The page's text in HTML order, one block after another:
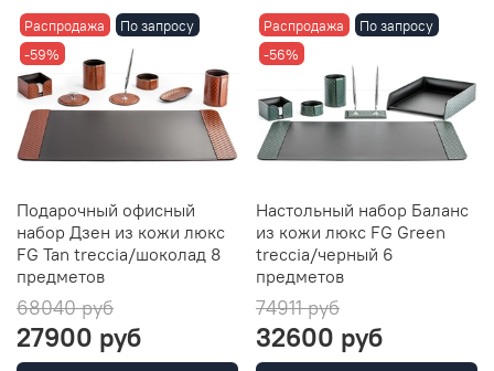
Распродажа
По запросу
-59%
Подарочный офисный
набор Дзен из кожи люкс
FG Tan treccia/шоколад 8
предметов
68040 руб
27900 руб
Распродажа
По запросу
-56%
Настольный набор Баланс
из кожи люкс FG Green
treccia/черный 6
предметов
74911 руб
32600 руб